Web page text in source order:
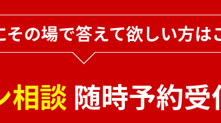
その場で答えて欲しい方は
相談 随時予約